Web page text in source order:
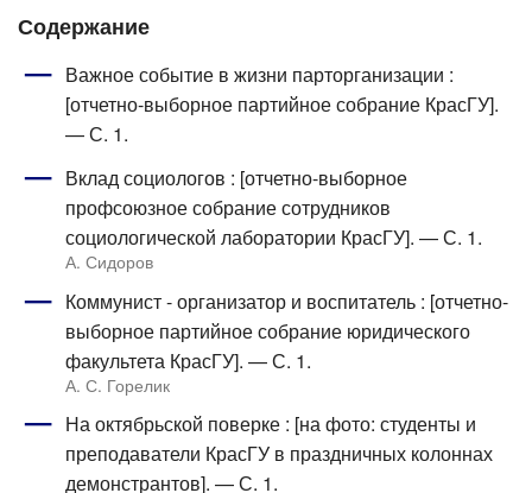
Содержание
Важное событие в жизни парторганизации :
[отчетно-выборное партийное собрание КрасГУ].
— С. 1.
Вклад социологов : [отчетно-выборное
профсоюзное собрание сотрудников
социологической лаборатории КрасГУ]. — С. 1.
А. Сидоров
Коммунист - организатор и воспитатель : [отчетно-
выборное партийное собрание юридического
факультета КрасГУ]. — С. 1.
А. С. Горелик
На октябрьской поверке : [на фото: студенты и
преподаватели КрасГУ в праздничных колоннах
демонстрантов]. — С. 1.